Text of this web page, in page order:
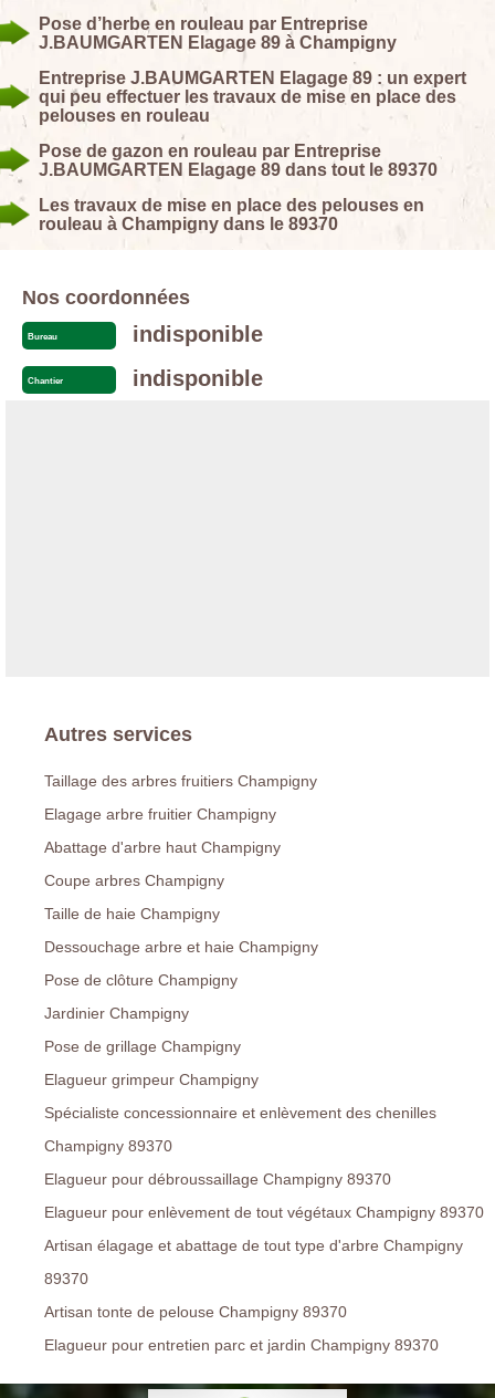
Pose d’herbe en rouleau par Entreprise
J.BAUMGARTEN Elagage 89 à Champigny
Entreprise J.BAUMGARTEN Elagage 89 : un expert
qui peu effectuer les travaux de mise en place des
pelouses en rouleau
Pose de gazon en rouleau par Entreprise
J.BAUMGARTEN Elagage 89 dans tout le 89370
Les travaux de mise en place des pelouses en
rouleau à Champigny dans le 89370
Nos coordonnées
Bureau indisponible
Chantier indisponible
Autres services
Taillage des arbres fruitiers Champigny
Elagage arbre fruitier Champigny
Abattage d'arbre haut Champigny
Coupe arbres Champigny
Taille de haie Champigny
Dessouchage arbre et haie Champigny
Pose de clôture Champigny
Jardinier Champigny
Pose de grillage Champigny
Elagueur grimpeur Champigny
Spécialiste concessionnaire et enlèvement des chenilles
Champigny 89370
Elagueur pour débroussaillage Champigny 89370
Elagueur pour enlèvement de tout végétaux Champigny 89370
Artisan élagage et abattage de tout type d'arbre Champigny
89370
Artisan tonte de pelouse Champigny 89370
Elagueur pour entretien parc et jardin Champigny 89370